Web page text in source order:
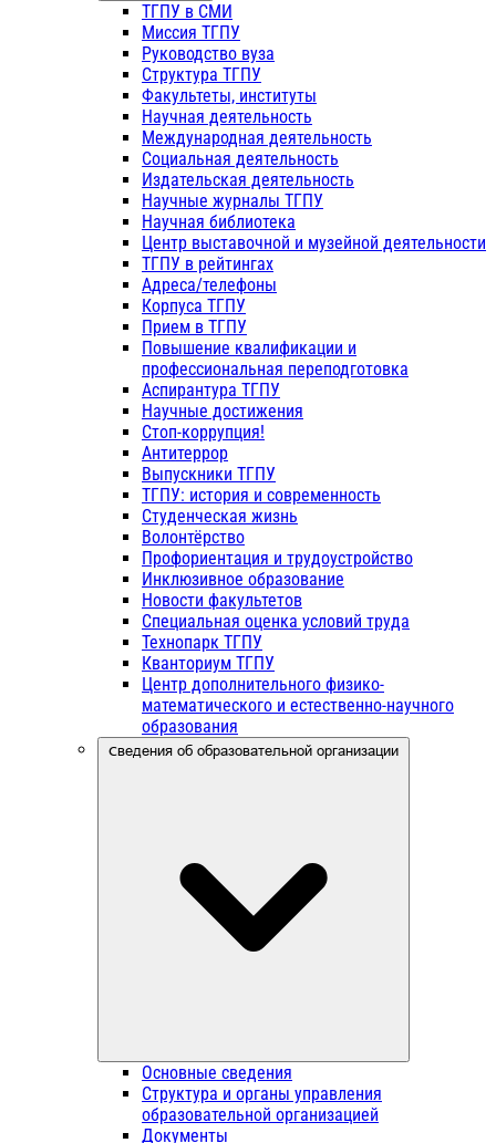
ТГПУ в СМИ
Миссия ТГПУ
Руководство вуза
Структура ТГПУ
Факультеты, институты
Научная деятельность
Международная деятельность
Социальная деятельность
Издательская деятельность
Научные журналы ТГПУ
Научная библиотека
Центр выставочной и музейной деятельности
ТГПУ в рейтингах
Адреса/телефоны
Корпуса ТГПУ
Прием в ТГПУ
Повышение квалификации и
профессиональная переподготовка
Аспирантура ТГПУ
Научные достижения
Стоп-коррупция!
Антитеррор
Выпускники ТГПУ
ТГПУ: история и современность
Студенческая жизнь
Волонтёрство
Профориентация и трудоустройство
Инклюзивное образование
Новости факультетов
Специальная оценка условий труда
Технопарк ТГПУ
Кванториум ТГПУ
Центр дополнительного физико-
математического и естественно-научного
образования
Сведения об образовательной организации
Основные сведения
Структура и органы управления
образовательной организацией
Документы